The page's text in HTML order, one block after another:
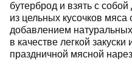
бутерброд и взять с
из цельных кусочков
добавлением
в качестве легкой закуски
праздничной мясной